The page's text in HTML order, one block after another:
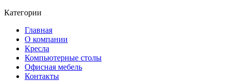
Категории
Главная
О компании
Кресла
Компьютерные столы
Офисная мебель
Контакты